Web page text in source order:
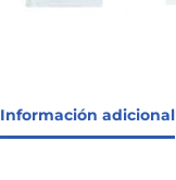
Información adicional